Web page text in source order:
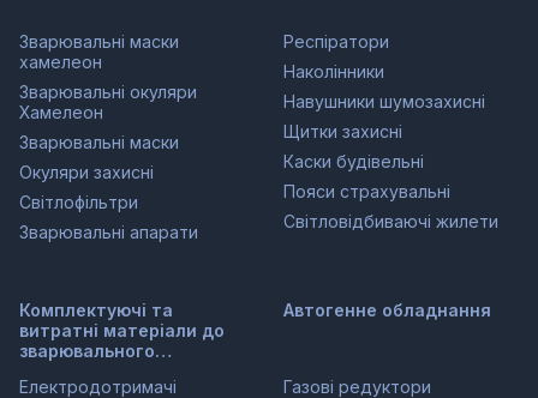
Зварювальні маски
хамелеон
Зварювальні окуляри
Хамелеон
Зварювальні маски
Окуляри захисні
Світлофільтри
Зварювальні апарати
Респіратори
Наколінники
Навушники шумозахисні
Щитки захисні
Каски будівельні
Пояси страхувальні
Світловідбиваючі жилети
Комплектуючі та
витратні матеріали до
зварювального
Електродотримачі
Автогенне обладнання
Газові редуктори